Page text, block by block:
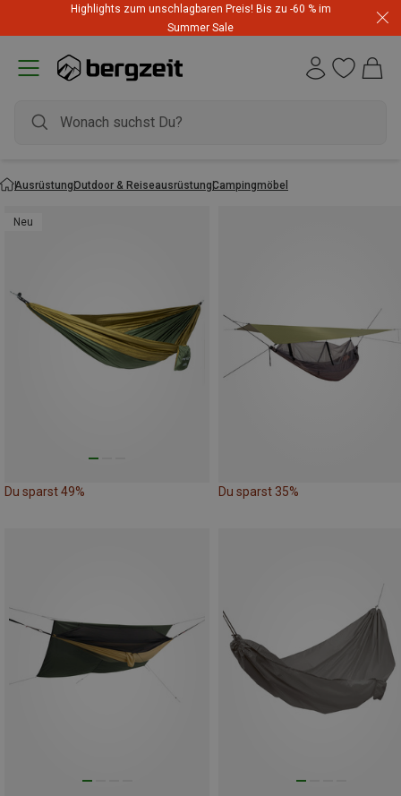
Highlights zum unschlagbaren Preis! Bis zu -60 % im
Summer Sale
AusrüstungOutdoor & ReiseausrüstungCampingmöbel
Neu
Du sparst 49% Du sparst 35%